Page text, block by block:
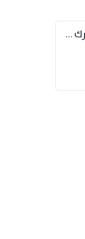
حننت إلى ريّا ونفسك باعدت … مزارك من ريّا وشعباكما معا